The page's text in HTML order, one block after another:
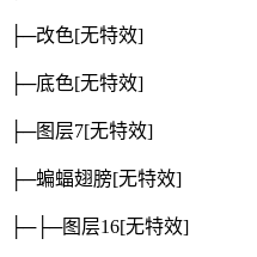
├─改色[无特效]
├─底色[无特效]
├─图层7[无特效]
├─蝙蝠翅膀[无特效]
├─├─图层16[无特效]